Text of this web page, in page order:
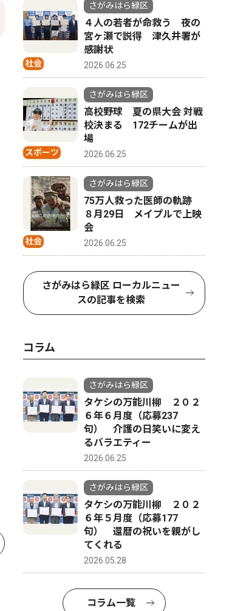
4
さがみはら緑区 2023.12.14
ＳＫポニーが関東制覇
創部３年目 ３月に全国へ
社会
さがみはら緑区
４人の若者が命救う 夜の
宮ヶ瀬で説得 津久井署が
感謝状
2026.06.25
スポーツ
さがみはら緑区
高校野球 夏の県大会 対戦
校決まる 172チームが出
場
2026.06.25
社会
さがみはら緑区
75万人救った医師の軌跡
８月29日 メイプルで上映
会
2026.06.25
さがみはら緑区 ローカルニュー
スの記事を検索
コラム
さがみはら緑区
タケシの万能川柳 ２０２
６年６月度（応募237
句） 介護の日笑いに変え
るバラエティー
2026.06.25
さがみはら緑区
タケシの万能川柳 ２０２
６年５月度（応募177
句） 還暦の祝いを親がし
てくれる
2026.05.28
コラム一覧